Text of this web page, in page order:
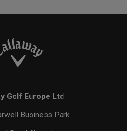
Golf Europe Ltd
Business Park